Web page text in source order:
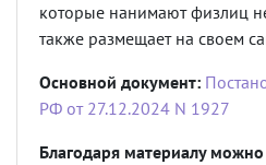
которые нанимают физлиц
также размещает на своем
Основной документ:
РФ от 27.12.2024 N 1927
Благодаря материалу можно